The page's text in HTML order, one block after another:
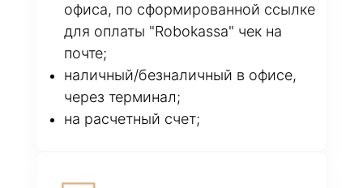
офиса, по сформированной ссылке
для оплаты "Robokassa" чек на
почте;
наличный/безналичный в офисе,
через терминал;
на расчетный счет;